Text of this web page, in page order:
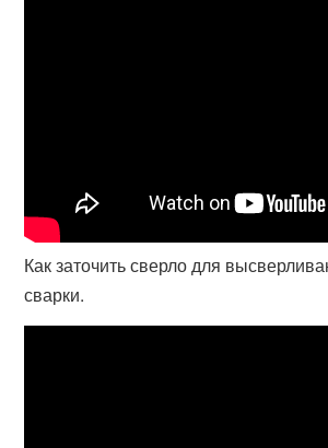
Как заточить сверло для
сварки.